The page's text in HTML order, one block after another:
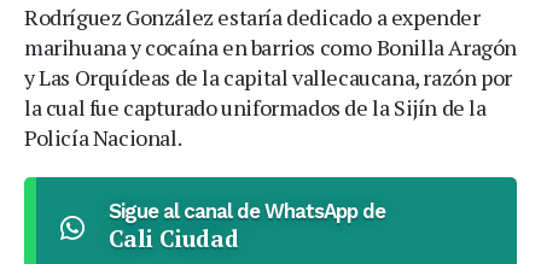
Rodríguez González estaría dedicado a expender
marihuana y cocaína en barrios como Bonilla Aragón
y Las Orquídeas de la capital vallecaucana, razón por
la cual fue capturado uniformados de la Sijín de la
Policía Nacional.
Sigue al canal de WhatsApp de
Cali Ciudad